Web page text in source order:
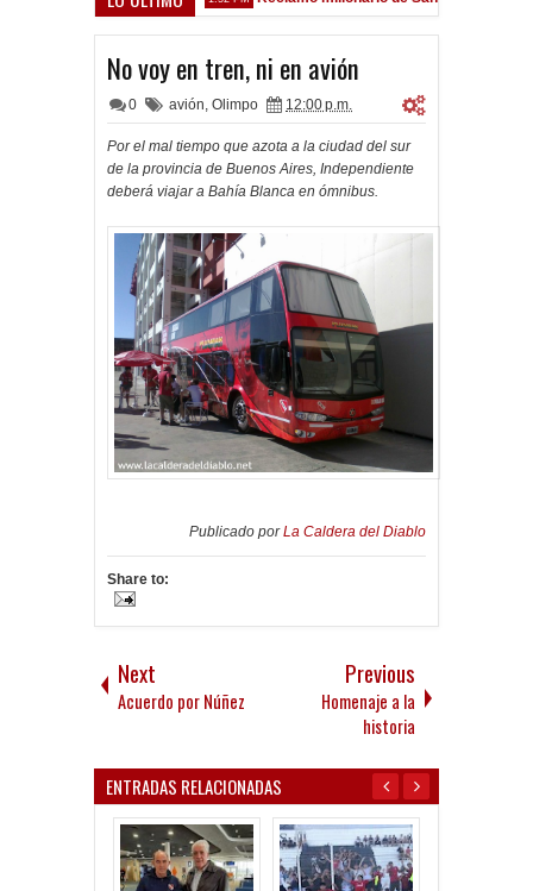
No voy en tren, ni en avión
0 avión, Olimpo 12:00 p.m.
Por el mal tiempo que azota a la ciudad del sur
de la provincia de Buenos Aires, Independiente
deberá viajar a Bahía Blanca en ómnibus.
Publicado porLa Caldera del Diablo
Share to:
Next
Acuerdo por Núñez
Previous
Homenaje a la
historia
ENTRADAS RELACIONADAS